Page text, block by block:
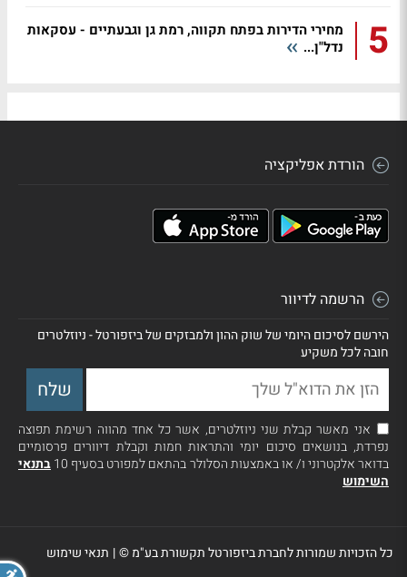
5
מחירי הדירות בפתח תקווה, רמת גן וגבעתיים - עסקאות
נדל"ן...
הורדת אפליקציה
הרשמה לדיוור
הירשם לסיכום היומי של שוק ההון ולמבזקים של ביזפורטל - ניוזלטרים
חובה לכל משקיע
אני מאשר קבלת שני ניוזלטרים, אשר כל אחד מהווה רשימת תפוצה
נפרדת, בנושאים סיכום יומי והתראות חמות וקבלת דיוורים פרסומיים
בדואר אלקטרוני ו/ או באמצעות הסלולר בהתאם למפורט בסעיף 10
בתנאי
השימוש
כל הזכויות שמורות לחברת ביזפורטל תקשורת בע"מ ©| תנאי שימוש